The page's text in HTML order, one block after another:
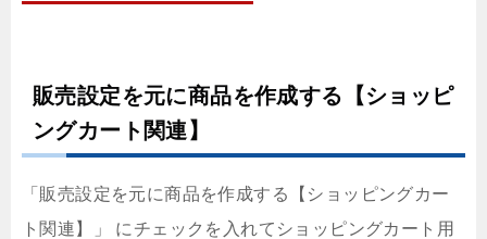
販売設定を元に商品を作成する【ショッピ
ングカート関連】
「販売設定を元に商品を作成する【ショッピングカー
ト関連】」 にチェックを入れてショッピングカート用